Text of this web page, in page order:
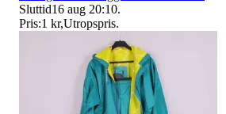
Sluttid16 aug 20:10.
Pris:1 kr,Utropspris.